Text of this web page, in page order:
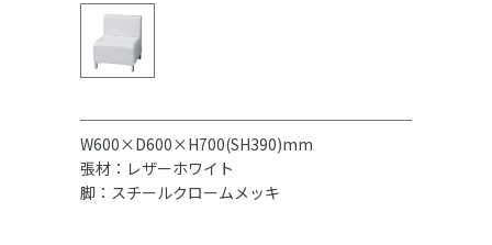
W600×D600×H700(SH390)mm
張材：レザーホワイト
脚：スチールクロームメッキ